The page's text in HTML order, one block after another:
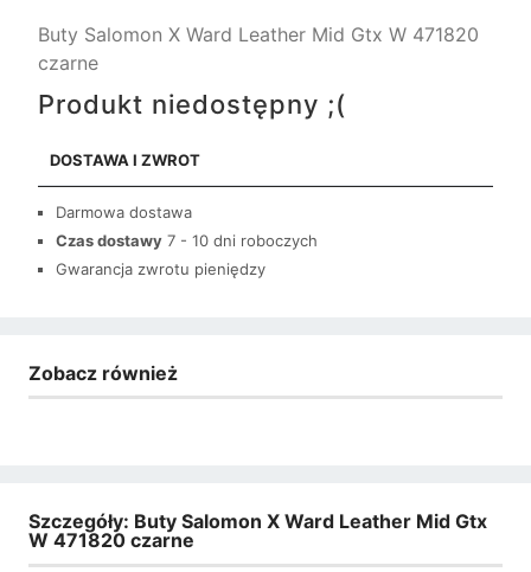
Buty Salomon X Ward Leather Mid Gtx W 471820
czarne
Produkt niedostępny ;(
DOSTAWA I ZWROT
Darmowa dostawa
Czas dostawy 7 - 10 dni roboczych
Gwarancja zwrotu pieniędzy
Zobacz również
Szczegóły: Buty Salomon X Ward Leather Mid Gtx
W 471820 czarne